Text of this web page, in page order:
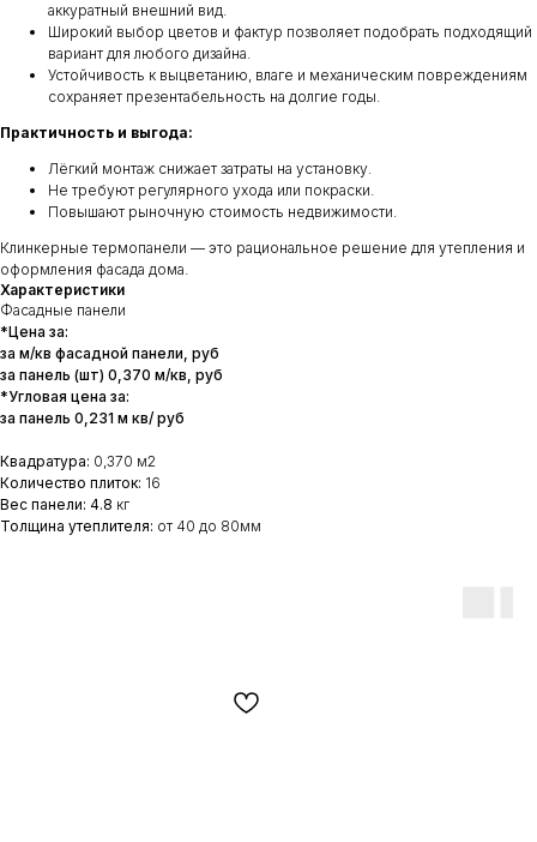
аккуратный внешний вид.
Широкий выбор цветов и фактур позволяет подобрать подходящий
вариант для любого дизайна.
Устойчивость к выцветанию, влаге и механическим повреждениям
сохраняет презентабельность на долгие годы.
Практичность и выгода:
Лёгкий монтаж снижает затраты на установку.
Не требуют регулярного ухода или покраски.
Повышают рыночную стоимость недвижимости.
Клинкерные термопанели — это рациональное решение для утепления и
оформления фасада дома.
Характеристики
Фасадные панели
*Цена за:
за м/кв фасадной панели, руб
за панель (шт) 0,370 м/кв, руб
*Угловая цена за:
за панель 0,231 м кв/ руб
Квадратура: 0,370 м2
Количество плиток: 16
Вес панели: 4.8 кг
Толщина утеплителя: от 40 до 80мм